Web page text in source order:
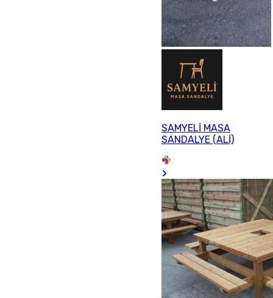
SAMYELİ MASA
SANDALYE (ALİ)